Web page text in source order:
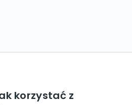
korzystać z